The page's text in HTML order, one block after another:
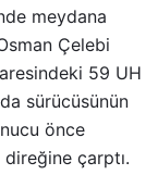
meydana
Çelebi
59 UH
sürücüsünün
önce
çarptı.